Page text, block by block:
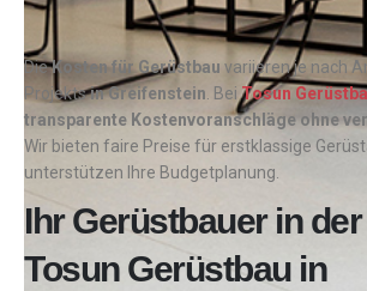
DieKosten für Gerüstbau variieren je nach
ProjektsinGreifenstein . Bei Tosun
transparente Kostenvoranschläge ohne
Wir bieten faire Preise für erstklassige
unterstützen Ihre Budgetplanung.
Ihr Gerüstbauer in
Tosun Gerüstbau in